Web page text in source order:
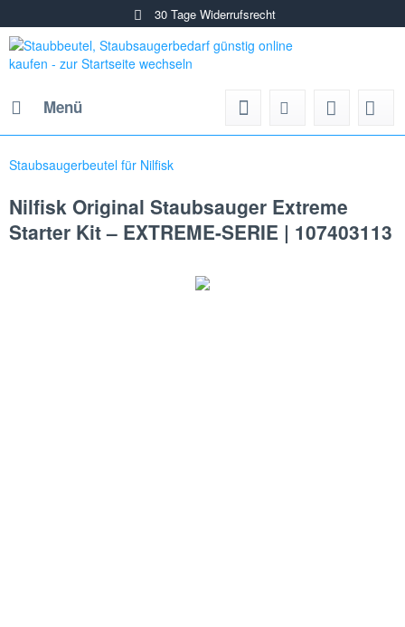
30 Tage Widerrufsrecht
Menü
Staubsaugerbeutel für Nilfisk
Nilfisk Original Staubsauger Extreme
Starter Kit – EXTREME-SERIE | 107403113